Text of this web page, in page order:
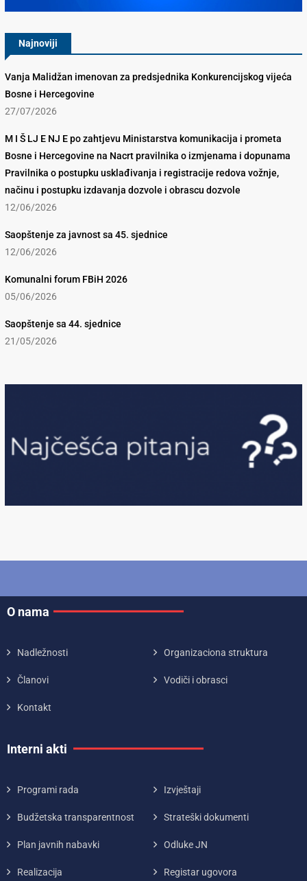
Najnoviji
Vanja Malidžan imenovan za predsjednika Konkurencijskog vijeća
Bosne i Hercegovine
27/07/2026
M I Š LJ E NJ E po zahtjevu Ministarstva komunikacija i prometa
Bosne i Hercegovine na Nacrt pravilnika o izmjenama i dopunama
Pravilnika o postupku usklađivanja i registracije redova vožnje,
načinu i postupku izdavanja dozvole i obrascu dozvole
12/06/2026
Saopštenje za javnost sa 45. sjednice
12/06/2026
Komunalni forum FBiH 2026
05/06/2026
Saopštenje sa 44. sjednice
21/05/2026
O nama
Nadležnosti Organizaciona struktura
Članovi Vodiči i obrasci
Kontakt
Interni akti
Programi rada Izvještaji
Budžetska transparentnost Strateški dokumenti
Plan javnih nabavki Odluke JN
Realizacija Registar ugovora